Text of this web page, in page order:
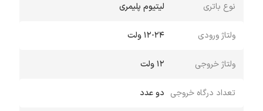
نوع باتری لیتیوم پلیمری
ولتاژ ورودی 12-24 ولت
ولتاژ خروجی 12 ولت
تعداد درگاه خروجی دو عدد